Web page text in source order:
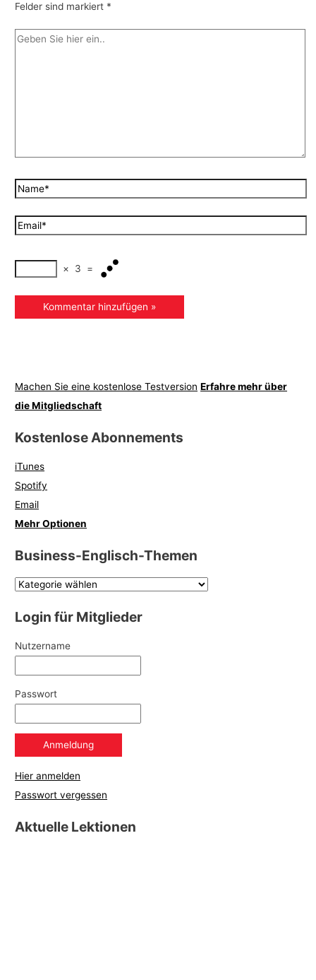
Felder sind markiert *
× 3 =
Machen Sie eine kostenlose Testversion Erfahre mehr über
die Mitgliedschaft
Kostenlose Abonnements
iTunes
Spotify
Email
Mehr Optionen
Business-Englisch-Themen
Login für Mitglieder
Nutzername
Passwort
Hier anmelden
Passwort vergessen
Aktuelle Lektionen